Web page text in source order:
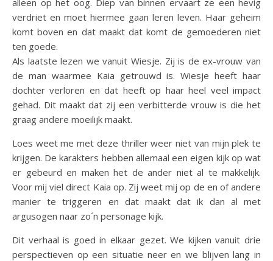
verdriet en moet hiermee gaan leren leven. Haar geheim
komt boven en dat maakt dat komt de gemoederen niet
ten goede.
Als laatste lezen we vanuit Wiesje. Zij is de ex-vrouw van
de man waarmee Kaia getrouwd is. Wiesje heeft haar
dochter verloren en dat heeft op haar heel veel impact
gehad. Dit maakt dat zij een verbitterde vrouw is die het
graag andere moeilijk maakt.
Loes weet me met deze thriller weer niet van mijn plek te
krijgen. De karakters hebben allemaal een eigen kijk op wat
er gebeurd en maken het de ander niet al te makkelijk.
Voor mij viel direct Kaia op. Zij weet mij op de en of andere
manier te triggeren en dat maakt dat ik dan al met
argusogen naar zo´n personage kijk.
Dit verhaal is goed in elkaar gezet. We kijken vanuit drie
perspectieven op een situatie neer en we blijven lang in